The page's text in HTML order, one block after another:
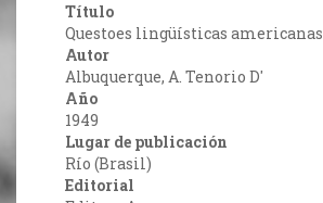
Título
Questoes lingüísticas americanas
Autor
Albuquerque, A. Tenorio D'
Año
1949
Lugar de publicación
Río (Brasil)
Editorial